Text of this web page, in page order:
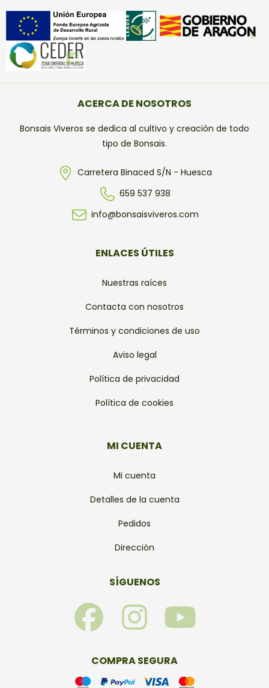
ACERCA DE NOSOTROS
Bonsais Viveros se dedica al cultivo y creación de todo
tipo de Bonsais.
Carretera Binaced S/N - Huesca
659 537 938
info@bonsaisviveros.com
ENLACES ÚTILES
Nuestras raíces
Contacta con nosotros
Términos y condiciones de uso
Aviso legal
Política de privacidad
Política de cookies
MI CUENTA
Mi cuenta
Detalles de la cuenta
Pedidos
Dirección
SÍGUENOS
F
a
c
I
n
s
Y
u
COMPRA SEGURA